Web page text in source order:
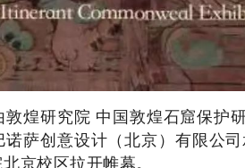
敦煌研究院 中国敦煌石窟保护
萨创意设计（北京）有限公
京校区拉开帷幕。